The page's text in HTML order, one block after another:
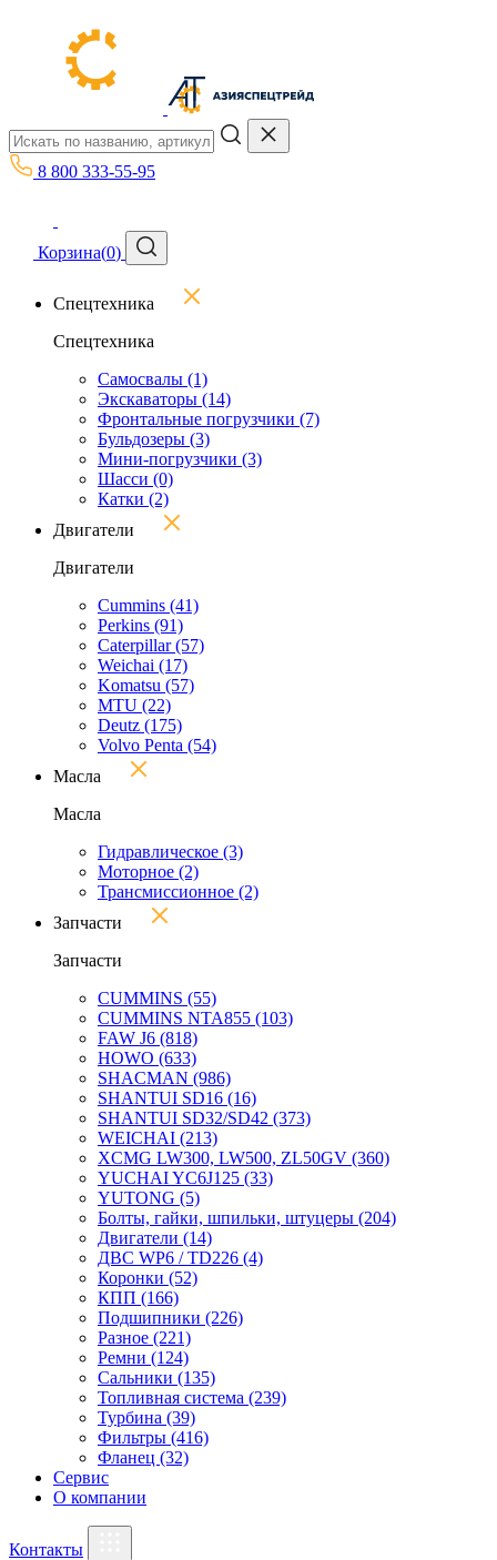
8 800 333-55-95
Корзина(0)
Спецтехника
Спецтехника
Самосвалы (1)
Экскаваторы (14)
Фронтальные погрузчики (7)
Бульдозеры (3)
Мини-погрузчики (3)
Шасси (0)
Катки (2)
Двигатели
Двигатели
Cummins (41)
Perkins (91)
Caterpillar(57)
Weichai (17)
Komatsu (57)
MTU (22)
Deutz (175)
Volvo Penta (54)
Масла
Масла
Гидравлическое (3)
Моторное (2)
Трансмиссионное (2)
Запчасти
Запчасти
CUMMINS (55)
CUMMINS NTA855 (103)
FAW J6 (818)
HOWO (633)
SHACMAN (986)
SHANTUI SD16 (16)
SHANTUI SD32/SD42 (373)
WEICHAI (213)
XCMG LW300, LW500, ZL50GV (360)
YUCHAI YC6J125 (33)
YUTONG (5)
Болты, гайки, шпильки, штуцеры (204)
Двигатели (14)
ДВС WP6 / TD226 (4)
Коронки (52)
КПП (166)
Подшипники (226)
Разное (221)
Ремни (124)
Сальники (135)
Топливная система (239)
Турбина (39)
Фильтры (416)
Фланец (32)
Сервис
О компании
Контакты